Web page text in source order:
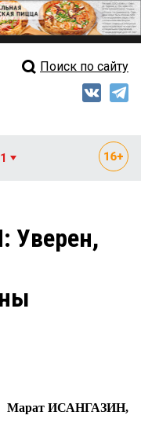
Свежий выпускПоиск по сайту
Уверен,
Марат ИСАНГАЗИН,